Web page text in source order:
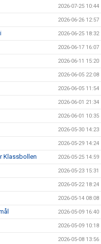
2026-07-25 10:44
2026-06-26 12:57
2026-06-25 18:32
2026-06-17 16:07
2026-06-11 15:20
2026-06-05 22:08
2026-06-05 11:54
2026-06-01 21:34
2026-06-01 10:35
2026-05-30 14:23
2026-05-29 14:24
Klassbollen 2026-05-25 14:59
2026-05-23 15:31
2026-05-22 18:24
2026-05-14 08:08
2026-05-09 16:40
2026-05-09 10:18
2026-05-08 13:56